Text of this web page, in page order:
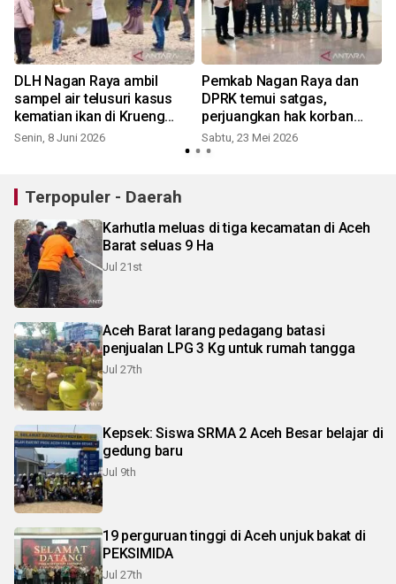
DLH Nagan Raya ambil
sampel air telusuri kasus
kematian ikan di Krueng
Tadu
Senin, 8 Juni 2026
Pemkab Nagan Raya dan
DPRK temui satgas,
perjuangkan hak korban
bencana
Sabtu, 23 Mei 2026
Terpopuler - Daerah
Karhutla meluas di tiga kecamatan di Aceh
Barat seluas 9 Ha
Jul 21st
Aceh Barat larang pedagang batasi
penjualan LPG 3 Kg untuk rumah tangga
Jul 27th
Kepsek: Siswa SRMA 2 Aceh Besar belajar di
gedung baru
Jul 9th
19 perguruan tinggi di Aceh unjuk bakat di
PEKSIMIDA
Jul 27th